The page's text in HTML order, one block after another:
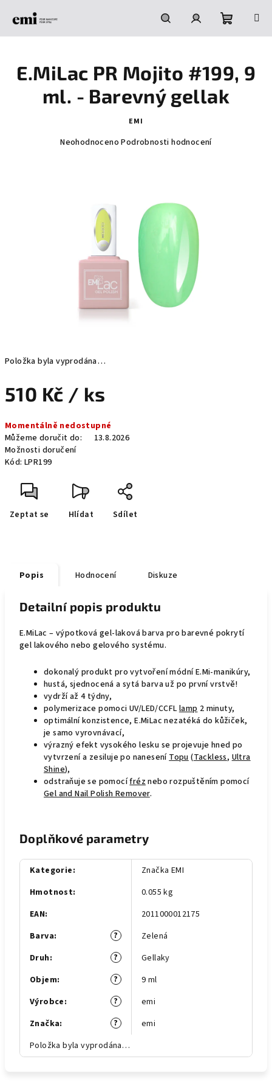
HledatPřihlášeníNákupní
košík
Položka byla vyprodána…
510 Kč / ks
cena:
Momentálně nedostupné
Můžeme doručit do:
13.8.2026
Možnosti doručení
Kód: LPR199
Zeptat se Hlídat Sdílet
E.MiLac PR Mojito #199, 9
ml. - Barevný gellak
EMI
Průměrné
hvězdiček.
Neohodnoceno Podrobnosti hodnocení
Popis Hodnocení Diskuze
Detailní popis produktu
E.MiLac – výpotková gel-laková barva pro barevné pokrytí
gel lakového nebo gelového systému.
dokonalý produkt pro vytvoření módní E.Mi-manikúry,
hustá, sjednocená a sytá barva už po první vrstvě!
vydrží až 4 týdny,
polymerizace pomoci UV/LED/CCFLlamp2 minuty,
optimální konzistence, E.MiLac nezatéká do kůžiček,
je samo vyrovnávací,
výrazný efekt vysokého lesku se projevuje hned po
vytvrzení a zesiluje po naneseníTopu(Tackless,Ultra
Shine),
odstraňuje se pomocífréznebo rozpuštěním pomocí
Gel and Nail Polish Remover.
Doplňkové parametry
Kategorie:
Značka EMI
Hmotnost:
0.055 kg
EAN:
2011000012175
?
Barva:
Zelená
?
Druh:
Gellaky
?
Objem:
9 ml
?
Výrobce:
emi
?
Značka:
emi
Položka byla vyprodána…